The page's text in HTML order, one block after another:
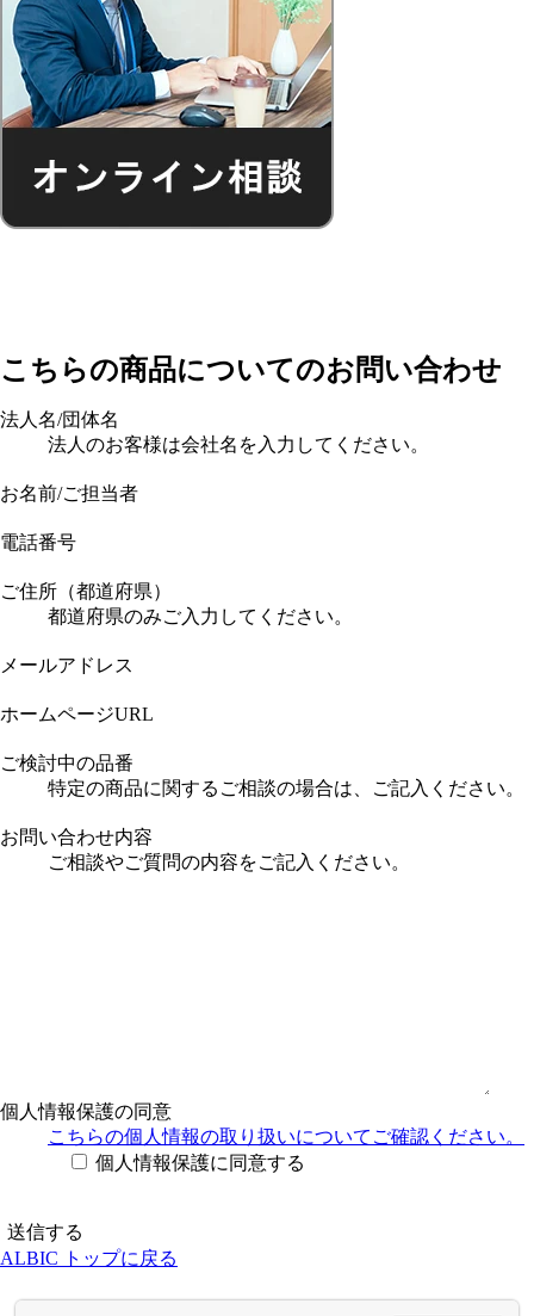
こちらの商品についてのお問い合わせ
法人名/団体名
法人のお客様は会社名を入力してください。
お名前/ご担当者
電話番号
ご住所（都道府県）
都道府県のみご入力してください。
メールアドレス
ホームページURL
ご検討中の品番
特定の商品に関するご相談の場合は、ご記入ください。
お問い合わせ内容
ご相談やご質問の内容をご記入ください。
個人情報保護の同意
こちらの個人情報の取り扱いについてご確認ください。
個人情報保護に同意する
ALBIC トップに戻る